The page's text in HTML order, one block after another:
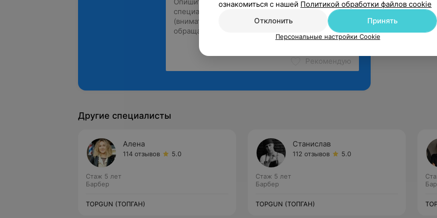
Рекомендую
Другие специалисты
Алена
114 отзывов 5.0
Стаж 5 лет
Барбер
TOPGUN (ТОПГАН)
Станислав
112 отзывов 5.0
Стаж 5 лет
Барбер
TOPGUN (ТОПГАН)
ознакомиться с нашей Политикой обработки файлов cookie
Отклонить
Принять
Персональные настройки Cookie